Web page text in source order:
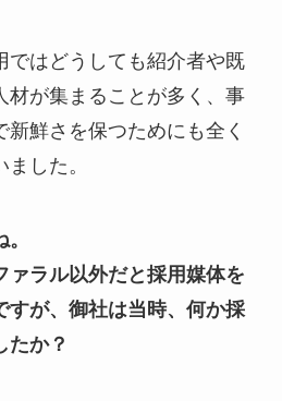
ではどうしても紹介者や既
材が集まることが多く、事
鮮さを保つためにも全く
した。
ァラル以外だと採用媒体を
すが、御社は当時、何か採
たか？